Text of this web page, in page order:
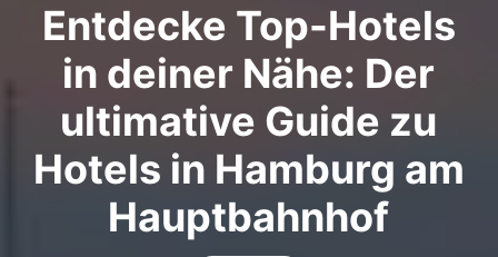
Entdecke Top-Hotels
in deiner Nähe: Der
ultimative Guide zu
Hotels in Hamburg am
Hauptbahnhof